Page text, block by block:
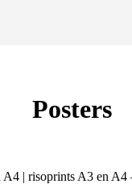
Posters
A4 | risoprints A3 en A4